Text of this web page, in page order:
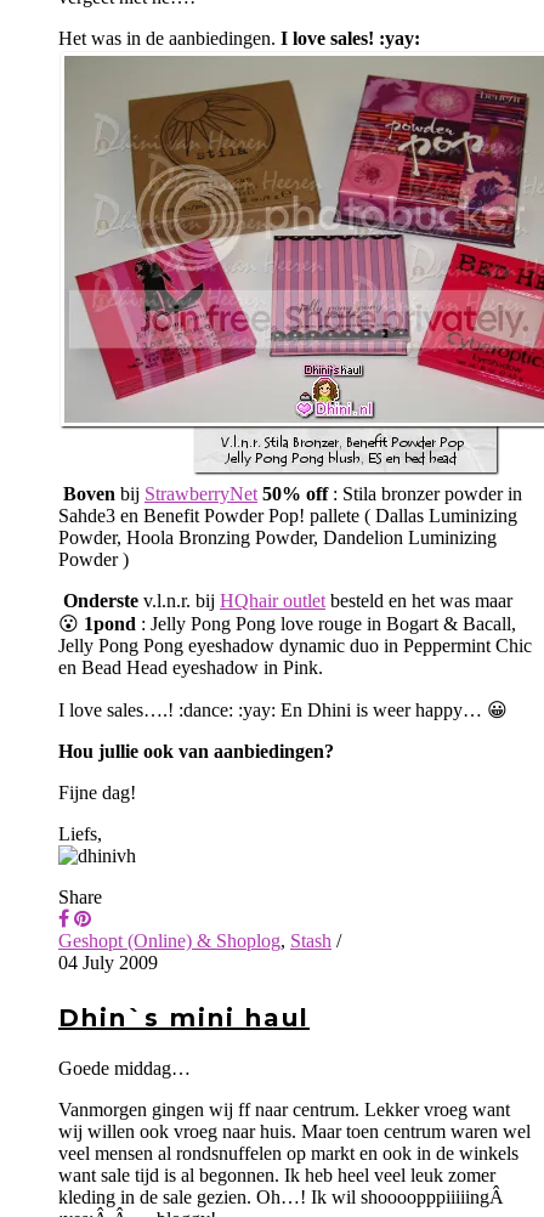
Het was in de aanbiedingen. I love sales! :yay:
Boven bij StrawberryNet 50% off: Stila bronzer powder in
Sahde3 en Benefit Powder Pop! pallete ( Dallas Luminizing
Powder, Hoola Bronzing Powder, Dandelion Luminizing
Powder )
Onderste v.l.n.r. bij HQhair outlet besteld en het was maar
😮 1pond : Jelly Pong Pong love rouge in Bogart & Bacall,
Jelly Pong Pong eyeshadow dynamic duo in Peppermint Chic
en Bead Head eyeshadow in Pink.
I love sales….! :dance: :yay: En Dhini is weer happy… 😀
Hou jullie ook van aanbiedingen?
Fijne dag!
Liefs,
Share
Geshopt (Online) & Shoplog, Stash /
04 July 2009
Dhin`s mini haul
Goede middag…
Vanmorgen gingen wij ff naar centrum. Lekker vroeg want
wij willen ook vroeg naar huis. Maar toen centrum waren wel
veel mensen al rondsnuffelen op markt en ook in de winkels
want sale tijd is al begonnen. Ik heb heel veel leuk zomer
kleding in de sale gezien. Oh…! Ik wil shoooopppiiiiingÂ